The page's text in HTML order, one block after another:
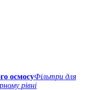
осмосуФільтри для
рівні